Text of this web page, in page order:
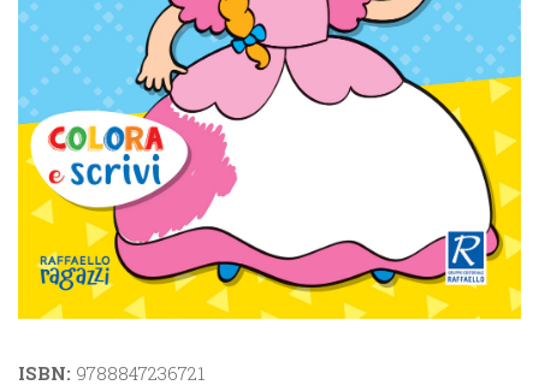
ISBN: 9788847236721